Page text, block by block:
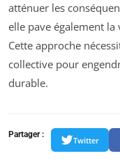
atténuer les
elle pave également
Cette approche
collective pour
durable.
Partager :
Twitter